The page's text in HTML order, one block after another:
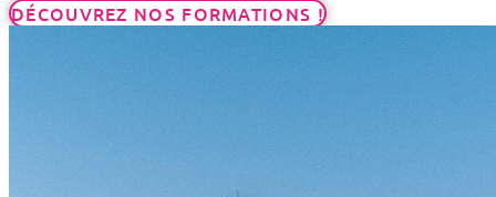
DÉCOUVREZ NOS FORMATIONS !